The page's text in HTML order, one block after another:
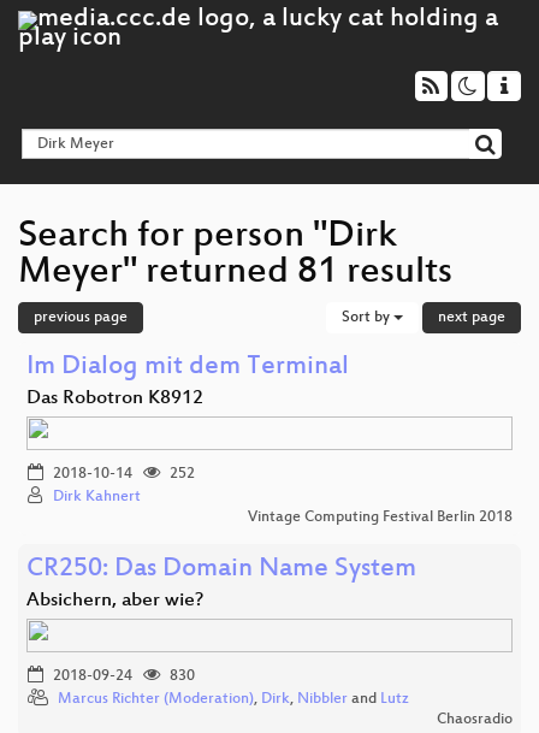
Search for person "Dirk
Meyer" returned 81 results
previous page Sort by next page
Im Dialog mit dem Terminal
Das Robotron K8912
2018-10-14
252
Dirk Kahnert
Vintage Computing Festival Berlin 2018
CR250: Das Domain Name System
Absichern, aber wie?
2018-09-24
830
Marcus Richter (Moderation), Dirk, Nibbler and Lutz
Chaosradio